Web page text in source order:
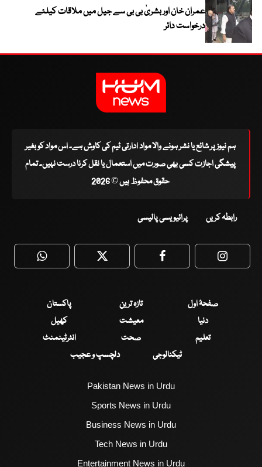
عمران خان اور بشریٰ بی بی سے جیل میں ملاقات کیلئے
درخواست دائر
ہم نیوز پر شائع یا نشر ہونے والا مواد ادارتی ٹیم کی کاوش ہے۔ اس مواد کو بغیر
پیشگی اجازت کسی بھی صورت میں استعمال یا نقل کرنا درست نہیں۔ تمام
حقوق محفوظ ہیں © 2026
رابطہ کریں پرائیویسی پالیسی
WhatsApp Twitter Facebook
صفحۂ اول تازہ ترین
پاکستان
دنیا
معیشت
کھیل
تعلیم
صحت
انٹرٹینمنٹ
ٹیکنالوجی
دلچسپ و عجیب
Pakistan News in Urdu
Sports News in Urdu
Business News in Urdu
Tech News in Urdu
Entertainment News in Urdu